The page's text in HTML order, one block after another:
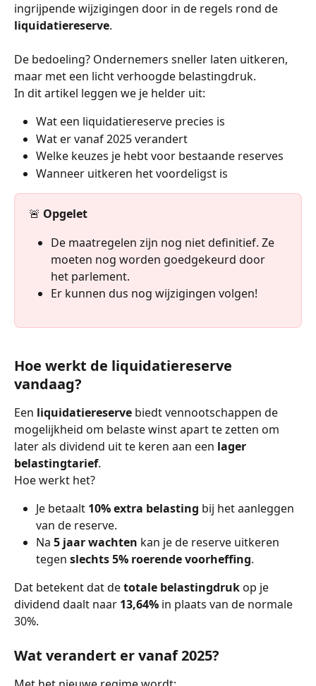
ingrijpende wijzigingen door in de regels rond de
liquidatiereserve.
De bedoeling? Ondernemers sneller laten uitkeren,
maar met een licht verhoogde belastingdruk.
In dit artikel leggen we je helder uit:
Wat een liquidatiereserve precies is
Wat er vanaf 2025 verandert
Welke keuzes je hebt voor bestaande reserves
Wanneer uitkeren het voordeligst is
🚨 Opgelet
De maatregelen zijn nog niet definitief. Ze
moeten nog worden goedgekeurd door
het parlement.
Er kunnen dus nog wijzigingen volgen!
Hoe werkt de liquidatiereserve
vandaag?
Een liquidatiereserve biedt vennootschappen de
mogelijkheid om belaste winst apart te zetten om
later als dividend uit te keren aan een lager
belastingtarief.
Hoe werkt het?
Je betaalt 10% extra belasting bij het aanleggen
van de reserve.
Na 5 jaar wachten kan je de reserve uitkeren
tegen slechts 5% roerende voorheffing.
Dat betekent dat de totale belastingdruk op je
dividend daalt naar 13,64% in plaats van de normale
30%.
Wat verandert er vanaf 2025?